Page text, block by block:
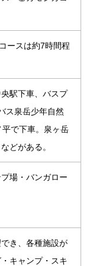
ースは約7時間程
駅下車、バスプ
ス泉岳少年自然
で下車。泉ヶ岳
どがある。
場・バンガロー
き、各種施設が
キャンプ・スキ